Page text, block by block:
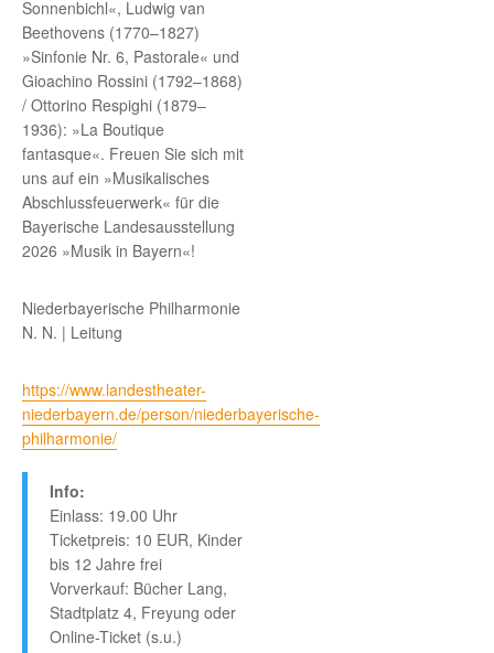
Sonnenbichl«, Ludwig van
Beethovens (1770–1827)
»Sinfonie Nr. 6, Pastorale« und
Gioachino Rossini (1792–1868)
/ Ottorino Respighi (1879–
1936): »La Boutique
fantasque«. Freuen Sie sich mit
uns auf ein »Musikalisches
Abschlussfeuerwerk« für die
Bayerische Landesausstellung
2026 »Musik in Bayern«!
Niederbayerische Philharmonie
N. N. | Leitung
https://www.landestheater-
niederbayern.de/person/niederbayerische-
philharmonie/
Info:
Einlass: 19.00 Uhr
Ticketpreis: 10 EUR, Kinder
bis 12 Jahre frei
Vorverkauf: Bücher Lang,
Stadtplatz 4, Freyung oder
Online-Ticket (s.u.)